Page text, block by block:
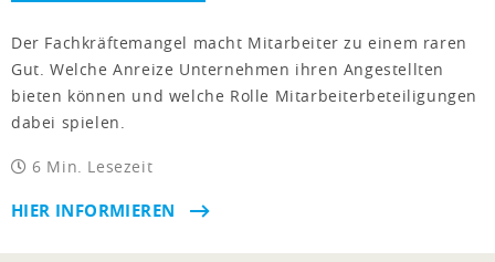
Der Fachkräftemangel macht Mitarbeiter zu einem raren
Gut. Welche Anreize Unternehmen ihren Angestellten
bieten können und welche Rolle Mitarbeiterbeteiligungen
dabei spielen.
6 Min. Lesezeit
HIER INFORMIEREN